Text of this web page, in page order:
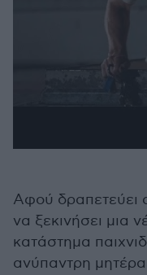
Αφού δραπετεύει
να ξεκινήσει μια
κατάστημα
ανύπαντρη